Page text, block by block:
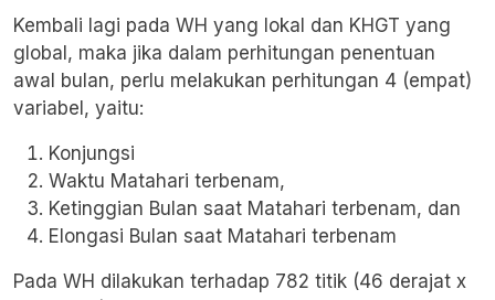
Kembali lagi pada WH yang lokal dan KHGT yang
global, maka jika dalam perhitungan penentuan
awal bulan, perlu melakukan perhitungan 4 (empat)
variabel, yaitu:
Konjungsi
Waktu Matahari terbenam,
Ketinggian Bulan saat Matahari terbenam, dan
Elongasi Bulan saat Matahari terbenam
Pada WH dilakukan terhadap 782 titik (46 derajat x